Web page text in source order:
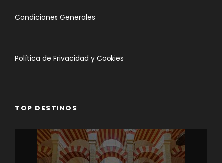
Condiciones Generales
Política de Privacidad y Cookies
TOP DESTINOS